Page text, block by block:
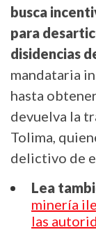
busca
para
disidencias
mandataria
hasta
devuelva la
Tolima,
delictivo de
Lea
minería
las